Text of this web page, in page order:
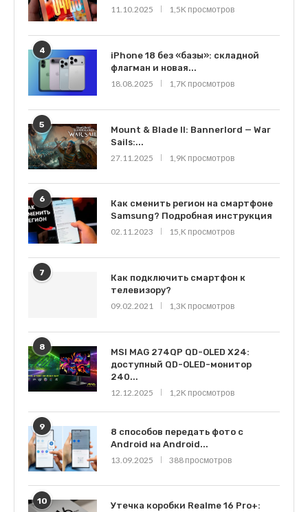
11.10.2025 1,5K просмотров
4
iPhone 18 без «базы»: складной
флагман и новая...
18.08.2025
1,7K просмотров
5
Mount & Blade II: Bannerlord — War
Sails:...
27.11.2025
1,9K просмотров
6
Как сменить регион на смартфоне
Samsung? Подробная инструкция
02.11.2023
15,K просмотров
7
Как подключить смартфон к
телевизору?
09.02.2021
1,3K просмотров
8
MSI MAG 274QP QD-OLED X24:
доступный QD-OLED-монитор
240...
12.12.2025
1,2K просмотров
9
8 способов передать фото с
Android на Android...
13.09.2025
388 просмотров
10
Утечка коробки Realme 16 Pro+: